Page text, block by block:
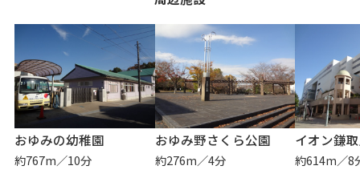
おゆみの幼稚園
約767m／10分
おゆみ野さくら公園
約276m／4分
イオン鎌
約614m／8